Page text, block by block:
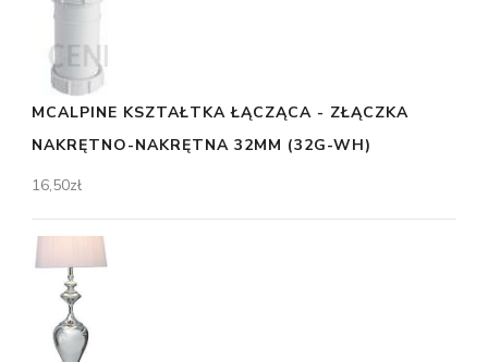
MCALPINE KSZTAŁTKA ŁĄCZĄCA - ZŁĄCZKA
NAKRĘTNO-NAKRĘTNA 32MM (32G-WH)
16,50zł